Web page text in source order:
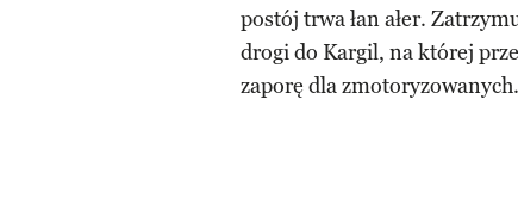
postój trwa łan ałer.
drogi do Kargil, na której
zaporę dla zmotoryzowanych.